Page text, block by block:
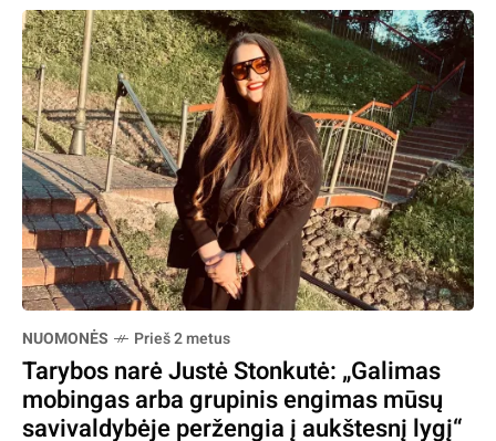
NUOMONĖS Prieš 2 metus
Tarybos narė Justė Stonkutė: „Galimas
mobingas arba grupinis engimas mūsų
savivaldybėje peržengia į aukštesnį lygį“